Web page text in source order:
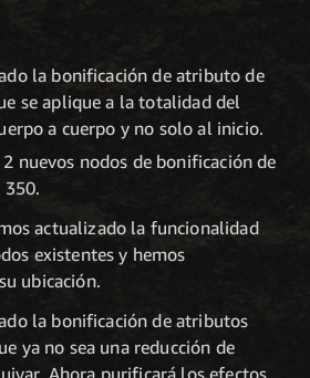
la bonificación de atributo de
se aplique a la totalidad del
a cuerpo y no solo al inicio.
nuevos nodos de bonificación de
actualizado la funcionalidad
existentes y hemos
ubicación.
la bonificación de atributos
ya no sea una reducción de
Ahora purificará los efectos